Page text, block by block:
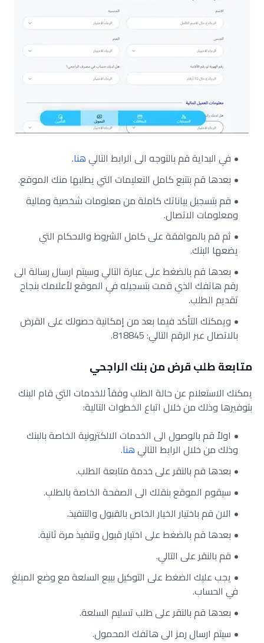
في البداية قم بالتوجه الى الرابط التاليهنا.
بعدها قم بتتبع كامل التعليمات التي يطلبها منك الموقع.
قم بتسجيل بياناتك كاملة من معلومات شخصية ومالية
ومعلومات الاتصال.
ثم قم بالموافقة على كامل الشروط والاحكام التي
يضعها البنك.
بعدها قم بالضغط على عبارة التالي وسيتم ارسال رسالة الى
رقم هاتفك الذي قمت بتسجيله في الموقع لأعلامك بنجاح
تقديم الطلب.
ويمكنك التأكد فيما بعد من إمكانية حصولك على القرض
بالاتصال عبر الرقم التالي: 818845.
متابعة طلب قرض من بنك الراجحي
يمكنك الاستعلام عن حالة الطلب وفقاً للخدمات التي قام البنك
بتوفيرها وذلك من خلال اتباع الخطوات التالية:
اولاً قم بالوصول الى الخدمات الالكترونية الخاصة بالبنك
وذلك من خلال الرابط التاليهنا.
بعدها قم بالنقر على خدمة متابعة الطلب.
سيقوم الموقع بنقلك الى الصفحة الخاصة بالطلب.
الان قم باختيار الخيار الخاص بالقبول والتنفيذ.
بعدها قم بالضغط على اختيار قبول وتنفيذ مرة ثانية.
قم بالنقر على التالي.
يجب عليك الضغط على التوكيل ببيع السلعة مع وضع المبلغ
في الحساب.
بعدها قم بالنقر على طلب تسليم السلعة.
سيتم ارسال رمز الى هاتفك المحمول.